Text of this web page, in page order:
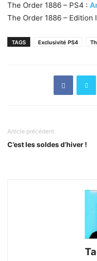
The Order 1886 – PS4 :
The Order 1886 – Edition
TAGS Exclusivité PS4
Article précédent
C’est les soldes d’hiver !